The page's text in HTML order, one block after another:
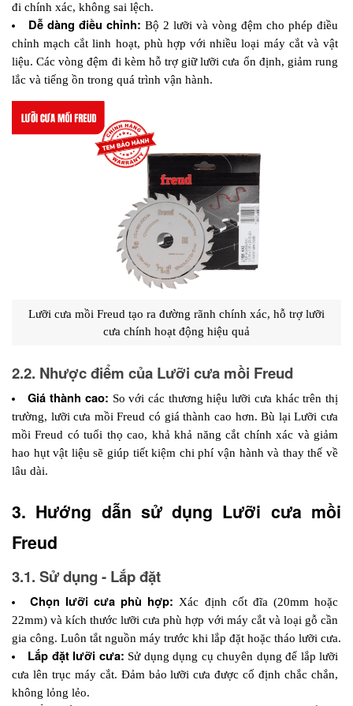
đi chính xác, không sai lệch.
Dễ dàng điều chỉnh: Bộ 2 lưỡi và vòng đệm cho phép điều
chỉnh mạch cắt linh hoạt, phù hợp với nhiều loại máy cắt và vật
liệu. Các vòng đệm đi kèm hỗ trợ giữ lưỡi cưa ổn định, giảm rung
lắc và tiếng ồn trong quá trình vận hành.
Lưỡi cưa mồi Freud tạo ra đường rãnh chính xác, hỗ trợ lưỡi
cưa chính hoạt động hiệu quả
2.2. Nhược điểm của Lưỡi cưa mồi Freud
Giá thành cao: So với các thương hiệu lưỡi cưa khác trên thị
trường, lưỡi cưa mồi Freud có giá thành cao hơn. Bù lại Lưỡi cưa
mồi Freud có tuổi thọ cao, khả khả năng cắt chính xác và giảm
hao hụt vật liệu sẽ giúp tiết kiệm chi phí vận hành và thay thế về
lâu dài.
3. Hướng dẫn sử dụng Lưỡi cưa mồi
Freud
3.1. Sử dụng - Lắp đặt
Chọn lưỡi cưa phù hợp: Xác định cốt đĩa (20mm hoặc
22mm) và kích thước lưỡi cưa phù hợp với máy cắt và loại gỗ cần
gia công. Luôn tắt nguồn máy trước khi lắp đặt hoặc tháo lưỡi cưa.
Lắp đặt lưỡi cưa: Sử dụng dụng cụ chuyên dụng để lắp lưỡi
cưa lên trục máy cắt. Đảm bảo lưỡi cưa được cố định chắc chắn,
không lỏng lẻo.